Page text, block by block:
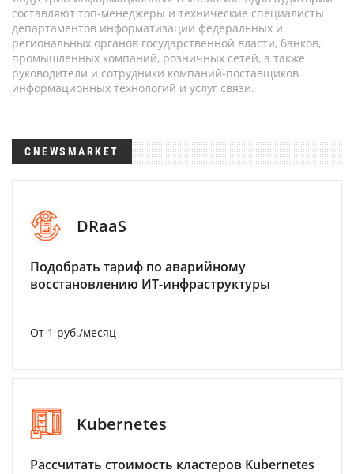
составляют топ-менеджеры и технические специалисты
департаментов информатизации федеральных и
региональных органов государственной власти, банков,
промышленных компаний, розничных сетей, а также
руководители и сотрудники компаний-поставщиков
информационных технологий и услуг связи.
CNEWSMARKET
DRaaS
Подобрать тариф по аварийному
восстановлению ИТ-инфраструктуры
От 1 руб./месяц
Kubernetes
Рассчитать стоимость кластеров Kubernetes